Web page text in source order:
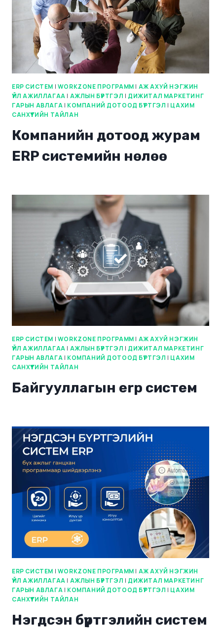
ERP СИСТЕМ | WORKZONE ПРОГРАММ | АЖ АХУЙ НЭГЖИН
ҮЙЛ АЖИЛЛАГАА | АЖЛЫН БҮРТГЭЛ | ДИЖИТАЛ МАРКЕТИНГ
ГАРЫН АВЛАГА | КОМПАНИЙ ДОТООД БҮРТГЭЛ | ЦАХИМ
САНХҮҮГИЙН ТАЙЛАН
Компанийн дотоод журам
ERP системийн нөлөө
ERP СИСТЕМ | WORKZONE ПРОГРАММ | АЖ АХУЙ НЭГЖИН
ҮЙЛ АЖИЛЛАГАА | АЖЛЫН БҮРТГЭЛ | ДИЖИТАЛ МАРКЕТИНГ
ГАРЫН АВЛАГА | КОМПАНИЙ ДОТООД БҮРТГЭЛ | ЦАХИМ
САНХҮҮГИЙН ТАЙЛАН
Байгууллагын erp систем
ERP СИСТЕМ | WORKZONE ПРОГРАММ | АЖ АХУЙ НЭГЖИН
ҮЙЛ АЖИЛЛАГАА | АЖЛЫН БҮРТГЭЛ | ДИЖИТАЛ МАРКЕТИНГ
ГАРЫН АВЛАГА | КОМПАНИЙ ДОТООД БҮРТГЭЛ | ЦАХИМ
САНХҮҮГИЙН ТАЙЛАН
Нэгдсэн бүртгэлийн систем